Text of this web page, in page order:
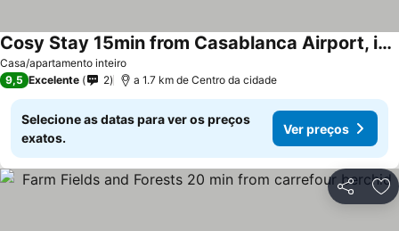
Casa/apartamento inteiro
Cosy Stay 15min from Casablanca Airport, in Berrechid
9,5 Excelente 2 a 1.7 km de Centro da cidade
Selecione as datas para ver os preços
exatos.
Ver preços
Partilhar